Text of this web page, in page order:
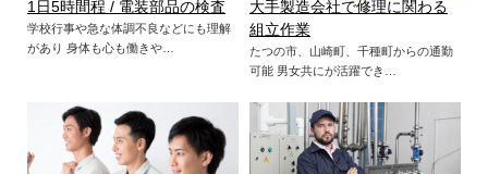
1日5時間程 / 電装部品の検査
学校行事や急な体調不良などにも理解
があり 身体も心も働きや…
大手製造会社で修理に関わる
組立作業
たつの市、山崎町、千種町からの通勤
可能 男女共にが活躍でき…